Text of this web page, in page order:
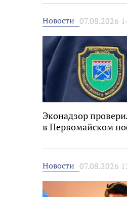
Новости 07.08.2026
Эконадзор
в Первомайском
Новости 07.08.2026